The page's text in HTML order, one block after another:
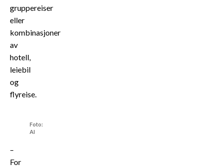
gruppereiser
eller
kombinasjoner
av
hotell,
leiebil
og
flyreise.
Foto:
AI
–
For